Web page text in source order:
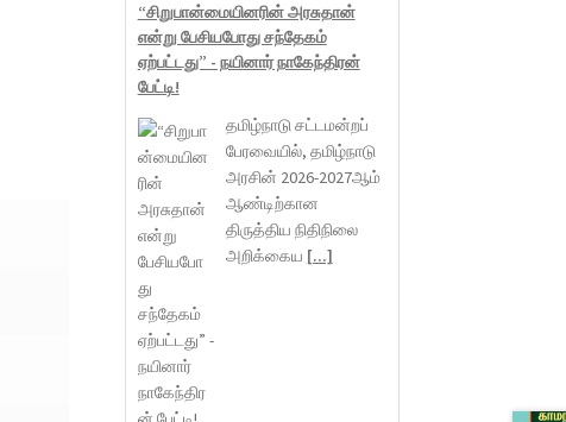
“சிறுபான்மையினரின் அரசுதான்
என்று பேசியபோது சந்தேகம்
ஏற்பட்டது” - நயினார் நாகேந்திரன்
பேட்டி!
தமிழ்நாடு சட்டமன்றப்
பேரவையில், தமிழ்நாடு
அரசின் 2026-2027ஆம்
ஆண்டிற்கான
திருத்திய நிதிநிலை
அறிக்கைய [...]